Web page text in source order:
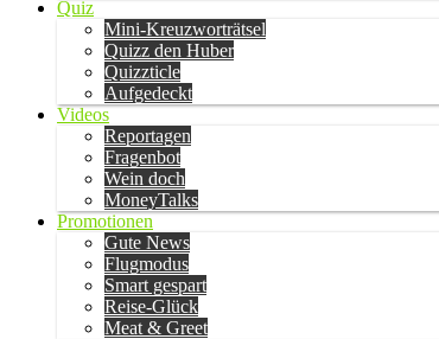
Quiz
Mini-Kreuzworträtsel
Quizz den Huber
Quizzticle
Aufgedeckt
Videos
Reportagen
Fragenbot
Wein doch
MoneyTalks
Promotionen
Gute News
Flugmodus
Smart gespart
Reise-Glück
Meat & Greet